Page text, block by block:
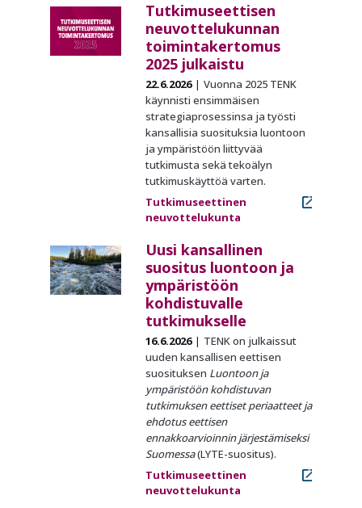
Tutkimuseettisen
neuvottelukunnan
toimintakertomus
2025 julkaistu
22.6.2026
Vuonna 2025 TENK
käynnisti ensimmäisen
strategiaprosessinsa ja työsti
kansallisia suosituksia luontoon
ja ympäristöön liittyvää
tutkimusta sekä tekoälyn
tutkimuskäyttöä varten.
Tutkimuseettinen
neuvottelukunta
Uusi kansallinen
suositus luontoon ja
ympäristöön
kohdistuvalle
tutkimukselle
16.6.2026
TENK on julkaissut
uuden kansallisen eettisen
suosituksen Luontoon ja
ympäristöön kohdistuvan
tutkimuksen eettiset periaatteet ja
ehdotus eettisen
ennakkoarvioinnin järjestämiseksi
Suomessa(LYTE-suositus).
Tutkimuseettinen
neuvottelukunta